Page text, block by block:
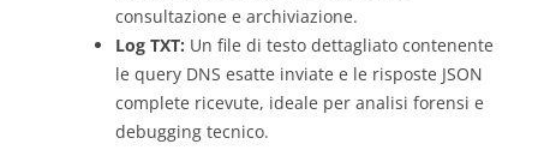
consultazione e archiviazione.
Log TXT: Un file di testo dettagliato contenente
le query DNS esatte inviate e le risposte JSON
complete ricevute, ideale per analisi forensi e
debugging tecnico.